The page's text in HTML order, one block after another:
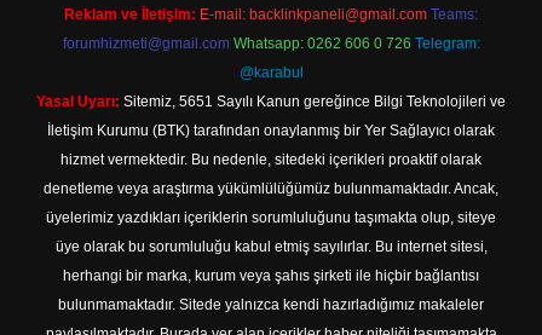
Reklam ve İletişim: E-mail: backlinkpaneli@gmail.com Teams:
forumhizmeti@gmail.com Whatsapp: 0262 606 0 726 Telegram:
@karabul
Yasal Uyarı: Sitemiz, 5651 Sayılı Kanun gereğince Bilgi Teknolojileri ve
İletişim Kurumu (BTK) tarafından onaylanmış bir Yer Sağlayıcı olarak
hizmet vermektedir. Bu nedenle, sitedeki içerikleri proaktif olarak
denetleme veya araştırma yükümlülüğümüz bulunmamaktadır. Ancak,
üyelerimiz yazdıkları içeriklerin sorumluluğunu taşımakta olup, siteye
üye olarak bu sorumluluğu kabul etmiş sayılırlar. Bu internet sitesi,
herhangi bir marka, kurum veya şahıs şirketi ile hiçbir bağlantısı
bulunmamaktadır. Sitede yalnızca kendi hazırladığımız makaleler